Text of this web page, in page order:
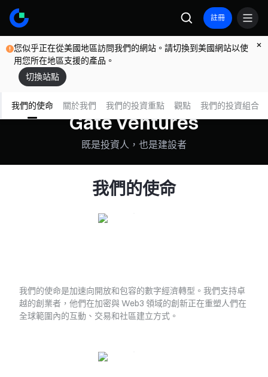
註冊
您似乎正在從美國地區訪問我們的網站。請切換到美國網站以使
用您所在地區支援的產品。
切換站點
Gate Ventures
既是投資人，也是建設者
我們的使命 關於我們 我們的投資重點 觀點 我們的投資組合
我們的使命
我們的使命是加速向開放和包容的數字經濟轉型。我們支持卓
越的創業者，他們在加密與 Web3 領域的創新正在重塑人們在
全球範圍內的互動、交易和社區建立方式。